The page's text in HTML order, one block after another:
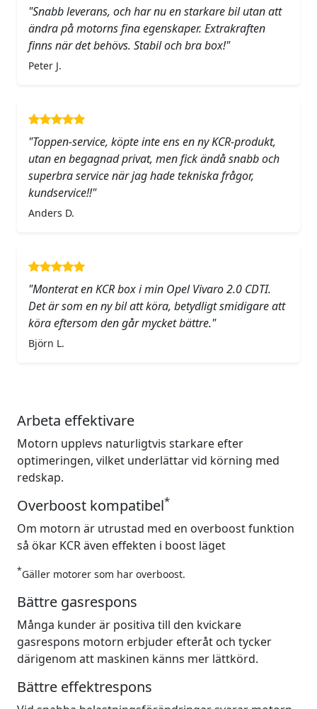
"Snabb leverans, och har nu en starkare bil utan att
ändra på motorns fina egenskaper. Extrakraften
finns när det behövs. Stabil och bra box!"
Peter J.
"Toppen-service, köpte inte ens en ny KCR-produkt,
utan en begagnad privat, men fick ändå snabb och
superbra service när jag hade tekniska frågor,
kundservice!!"
Anders D.
"Monterat en KCR box i min Opel Vivaro 2.0 CDTI.
Det är som en ny bil att köra, betydligt smidigare att
köra eftersom den går mycket bättre."
Björn L.
Arbeta effektivare
Motorn upplevs naturligtvis starkare efter
optimeringen, vilket underlättar vid körning med
redskap.
Overboost kompatibel*
Om motorn är utrustad med en overboost funktion
så ökar KCR även effekten i boost läget
*Gäller motorer som har overboost.
Bättre gasrespons
Många kunder är positiva till den kvickare
gasrespons motorn erbjuder efteråt och tycker
därigenom att maskinen känns mer lättkörd.
Bättre effektrespons